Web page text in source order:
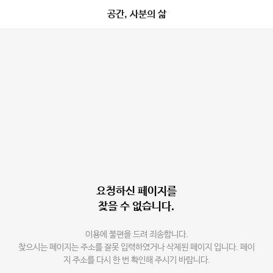
공간, 사분의 삶
요청하신 페이지를
찾을 수 없습니다.
이용에 불편을 드려 죄송합니다.
찾으시는 페이지는 주소를 잘못 입력하였거나 삭제된 페이지 입니다. 페이
지 주소를 다시 한 번 확인해 주시기 바랍니다.